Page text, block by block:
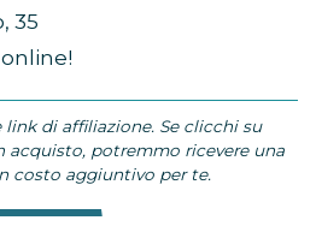
35
di affiliazione. Se clicchi su
acquisto, potremmo ricevere una
costo aggiuntivo per te.